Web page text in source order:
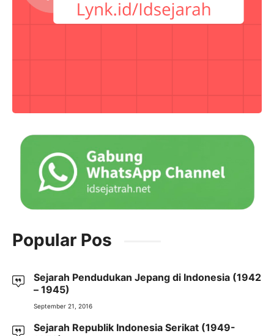
Popular Pos
Sejarah Pendudukan Jepang di Indonesia (1942
– 1945)
September 21, 2016
Sejarah Republik Indonesia Serikat (1949-